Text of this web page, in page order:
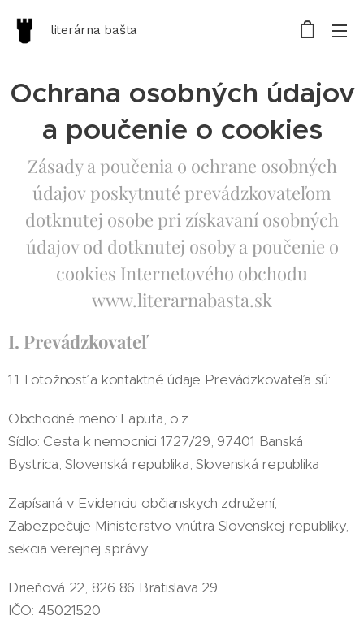
literárna bašta
Ochrana osobných údajov
a poučenie o cookies
Zásady a poučenia o ochrane osobných
údajov poskytnuté prevádzkovateľom
dotknutej osobe pri získavaní osobných
údajov od dotknutej osoby a poučenie o
cookies Internetového obchodu
www.literarnabasta.sk
I. Prevádzkovateľ
1.1.Totožnosť a kontaktné údaje Prevádzkovateľa sú:
Obchodné meno: Laputa, o.z.
Sídlo: Cesta k nemocnici 1727/29, 97401 Banská
Bystrica, Slovenská republika, Slovenská republika
Zapísaná v Evidenciu občianskych združení,
Zabezpečuje Ministerstvo vnútra Slovenskej republiky,
sekcia verejnej správy
Drieňová 22, 826 86 Bratislava 29
IČO: 45021520